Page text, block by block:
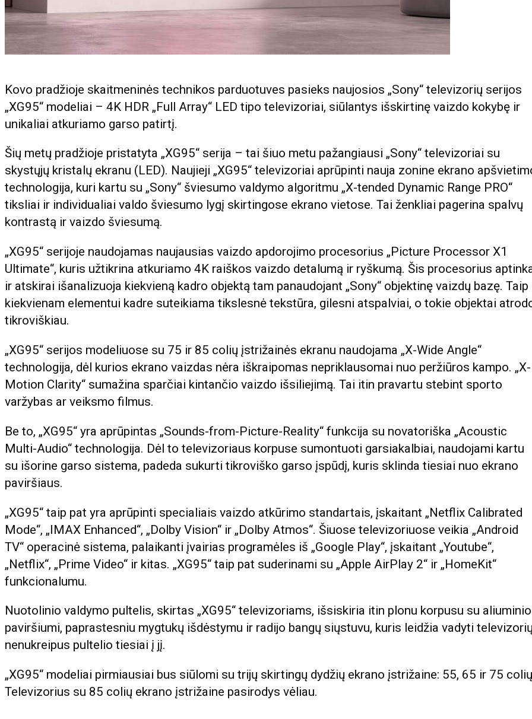
Kovo pradžioje skaitmeninės technikos parduotuves pasieks naujosios „Sony“ televizorių serijos
„XG95“ modeliai – 4K HDR „Full Array“ LED tipo televizoriai, siūlantys išskirtinę vaizdo kokybę ir
unikaliai atkuriamo garso patirtį.
Šių metų pradžioje pristatyta „XG95“ serija – tai šiuo metu pažangiausi „Sony“ televizoriai su
skystųjų kristalų ekranu (LED). Naujieji „XG95“ televizoriai aprūpinti nauja zonine ekrano
technologija, kuri kartu su „Sony“ šviesumo valdymo algoritmu „X-tended Dynamic Range PRO“
tiksliai ir individualiai valdo šviesumo lygį skirtingose ekrano vietose. Tai ženkliai pagerina spalvų
kontrastą ir vaizdo šviesumą.
„XG95“ serijoje naudojamas naujausias vaizdo apdorojimo procesorius „Picture Processor X1
Ultimate“, kuris užtikrina atkuriamo 4K raiškos vaizdo detalumą ir ryškumą. Šis procesorius
ir atskirai išanalizuoja kiekvieną kadro objektą tam panaudojant „Sony“ objektinę vaizdų bazę. Taip
kiekvienam elementui kadre suteikiama tikslesnė tekstūra, gilesni atspalviai, o tokie objektai
tikroviškiau.
„XG95“ serijos modeliuose su 75 ir 85 colių įstrižainės ekranu naudojama „X-Wide Angle“
technologija, dėl kurios ekrano vaizdas nėra iškraipomas nepriklausomai nuo peržiūros kampo. „X-
Motion Clarity“ sumažina sparčiai kintančio vaizdo išsiliejimą. Tai itin pravartu stebint sporto
varžybas ar veiksmo filmus.
Be to, „XG95“ yra aprūpintas „Sounds-from-Picture-Reality“ funkcija su novatoriška „Acoustic
Multi-Audio“ technologija. Dėl to televizoriaus korpuse sumontuoti garsiakalbiai, naudojami kartu
su išorine garso sistema, padeda sukurti tikroviško garso įspūdį, kuris sklinda tiesiai nuo ekrano
paviršiaus.
„XG95“ taip pat yra aprūpinti specialiais vaizdo atkūrimo standartais, įskaitant „Netflix Calibrated
Mode“, „IMAX Enhanced“, „Dolby Vision“ ir „Dolby Atmos“. Šiuose televizoriuose veikia „Android
TV“ operacinė sistema, palaikanti įvairias programėles iš „Google Play“, įskaitant „Youtube“,
„Netflix“, „Prime Video“ ir kitas. „XG95“ taip pat suderinami su „Apple AirPlay 2“ ir „HomeKit“
funkcionalumu.
Nuotolinio valdymo pultelis, skirtas „XG95“ televizoriams, išsiskiria itin plonu korpusu su aliuminio
paviršiumi, paprastesniu mygtukų išdėstymu ir radijo bangų siųstuvu, kuris leidžia vadyti
nenukreipus pultelio tiesiai į jį.
„XG95“ modeliai pirmiausiai bus siūlomi su trijų skirtingų dydžių ekrano įstrižaine: 55, 65 ir 75
Televizorius su 85 colių ekrano įstrižaine pasirodys vėliau.